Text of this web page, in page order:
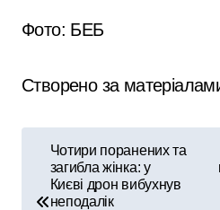
Фото: БЕБ
Створено за
Чотири поранених та
загибла жінка: у
Києві дрон вибухнув
неподалік